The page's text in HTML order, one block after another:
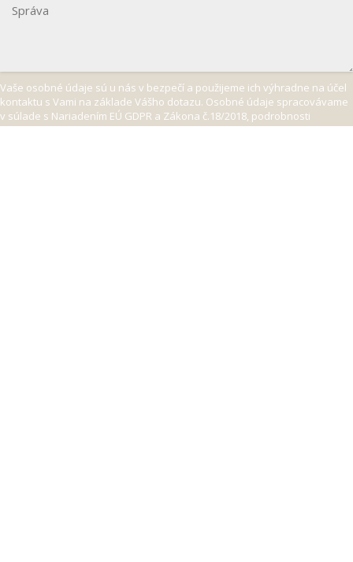
Vaše osobné údaje sú u nás v bezpečí a použijeme ich výhradne na účel
kontaktu s Vami na základe Vášho dotazu. Osobné údaje spracovávame
v súlade s Nariadením EÚ GDPR a Zákona č.18/2018, podrobnosti
o svojich právach sa dozviete na stránkeZásady spracúvania a ochrany